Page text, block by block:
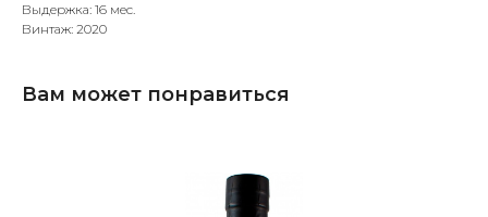
Выдержка: 16 мес.
Винтаж: 2020
Вам может понравиться